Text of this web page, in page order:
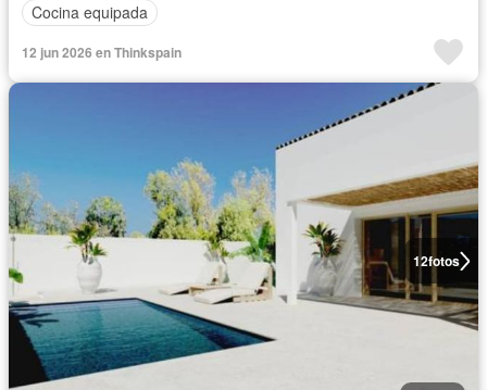
Cocina equipada
12 jun 2026 en Thinkspain
12fotos